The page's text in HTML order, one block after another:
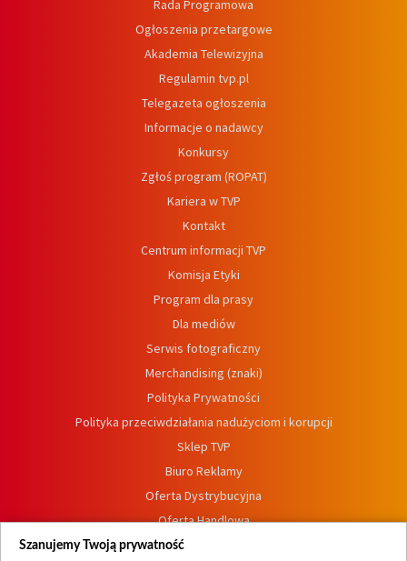
Rada Programowa
Ogłoszenia przetargowe
Akademia Telewizyjna
Regulamin tvp.pl
Telegazeta ogłoszenia
Informacje o nadawcy
Konkursy
Zgłoś program (ROPAT)
Kariera w TVP
Kontakt
Centrum informacji TVP
Komisja Etyki
Program dla prasy
Dla mediów
Serwis fotograficzny
Merchandising (znaki)
Polityka Prywatności
Polityka przeciwdziałania nadużyciom i korupcji
Sklep TVP
Biuro Reklamy
Oferta Dystrybucyjna
Oferta Handlowa
Dostępność
Szanujemy Twoją prywatność